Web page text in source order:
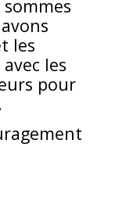
les
les
pour